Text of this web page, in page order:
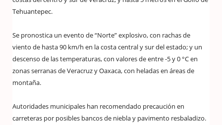
Tehuantepec.
Se pronostica un evento de “Norte” explosivo, con rachas de
viento de hasta 90 km/h en la costa central y sur del estado; y un
descenso de las temperaturas, con valores de entre -5 y 0 °C en
zonas serranas de Veracruz y Oaxaca, con heladas en áreas de
montaña.
Autoridades municipales han recomendado precaución en
carreteras por posibles bancos de niebla y pavimento resbaladizo.